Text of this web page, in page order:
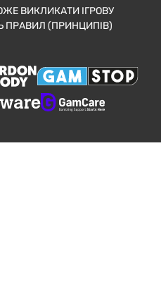
ВИКЛИКАТИ ІГРОВУ
ПРАВИЛ (ПРИНЦИПІВ)